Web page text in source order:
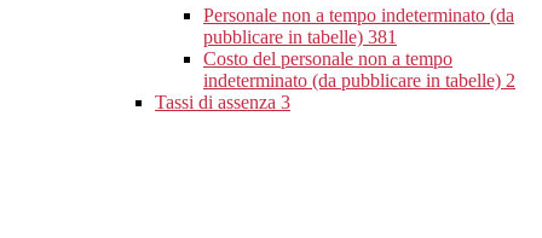
Personale non a tempo indeterminato (da
pubblicare in tabelle) 381
Costo del personale non a tempo
indeterminato (da pubblicare in tabelle) 2
Tassi di assenza 3